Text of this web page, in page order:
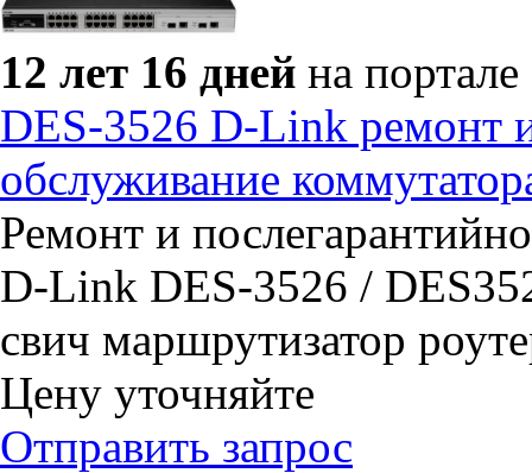
12 лет 16 дней на портале
DES-3526 D-Link ремонт
обслуживание
Ремонт и
D-Link DES-3526 /
свич маршрутизатор
Цену уточняйте
Отправить запрос